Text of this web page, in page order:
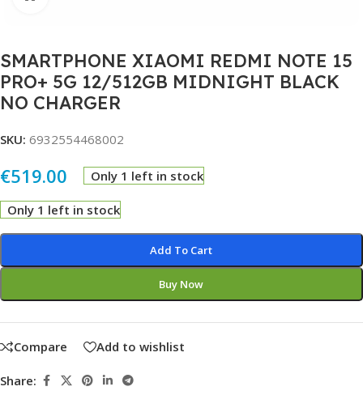
SMARTPHONE XIAOMI REDMI NOTE 15
PRO+ 5G 12/512GB MIDNIGHT BLACK
NO CHARGER
SKU: 6932554468002
€519.00 Only 1 left in stock
Only 1 left in stock
Add To Cart
Buy Now
Compare Add to wishlist
Share: